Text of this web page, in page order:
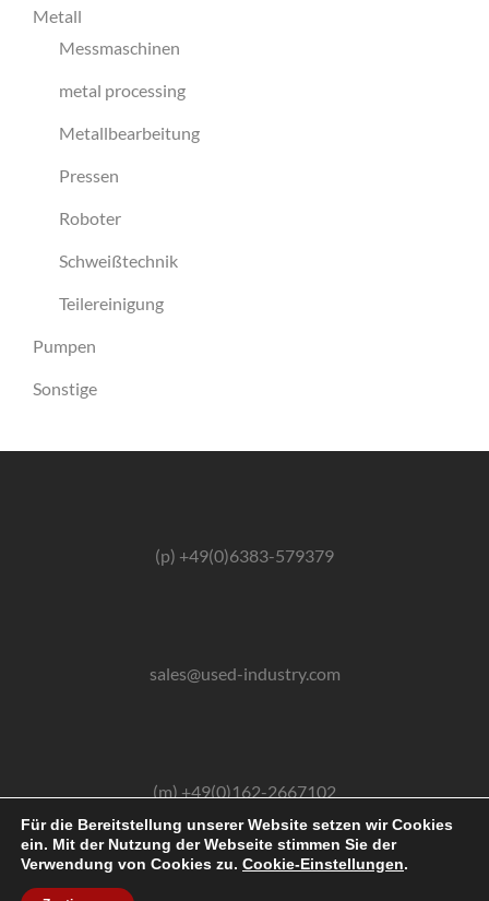
Metall
Messmaschinen
metal processing
Metallbearbeitung
Pressen
Roboter
Schweißtechnik
Teilereinigung
Pumpen
Sonstige
(p) +49(0)6383-579379
sales@used-industry.com
(m) +49(0)162-2667102
Für die Bereitstellung unserer Website setzen wir Cookies
ein. Mit der Nutzung der Webseite stimmen Sie der
Verwendung von Cookies zu. Cookie-Einstellungen.